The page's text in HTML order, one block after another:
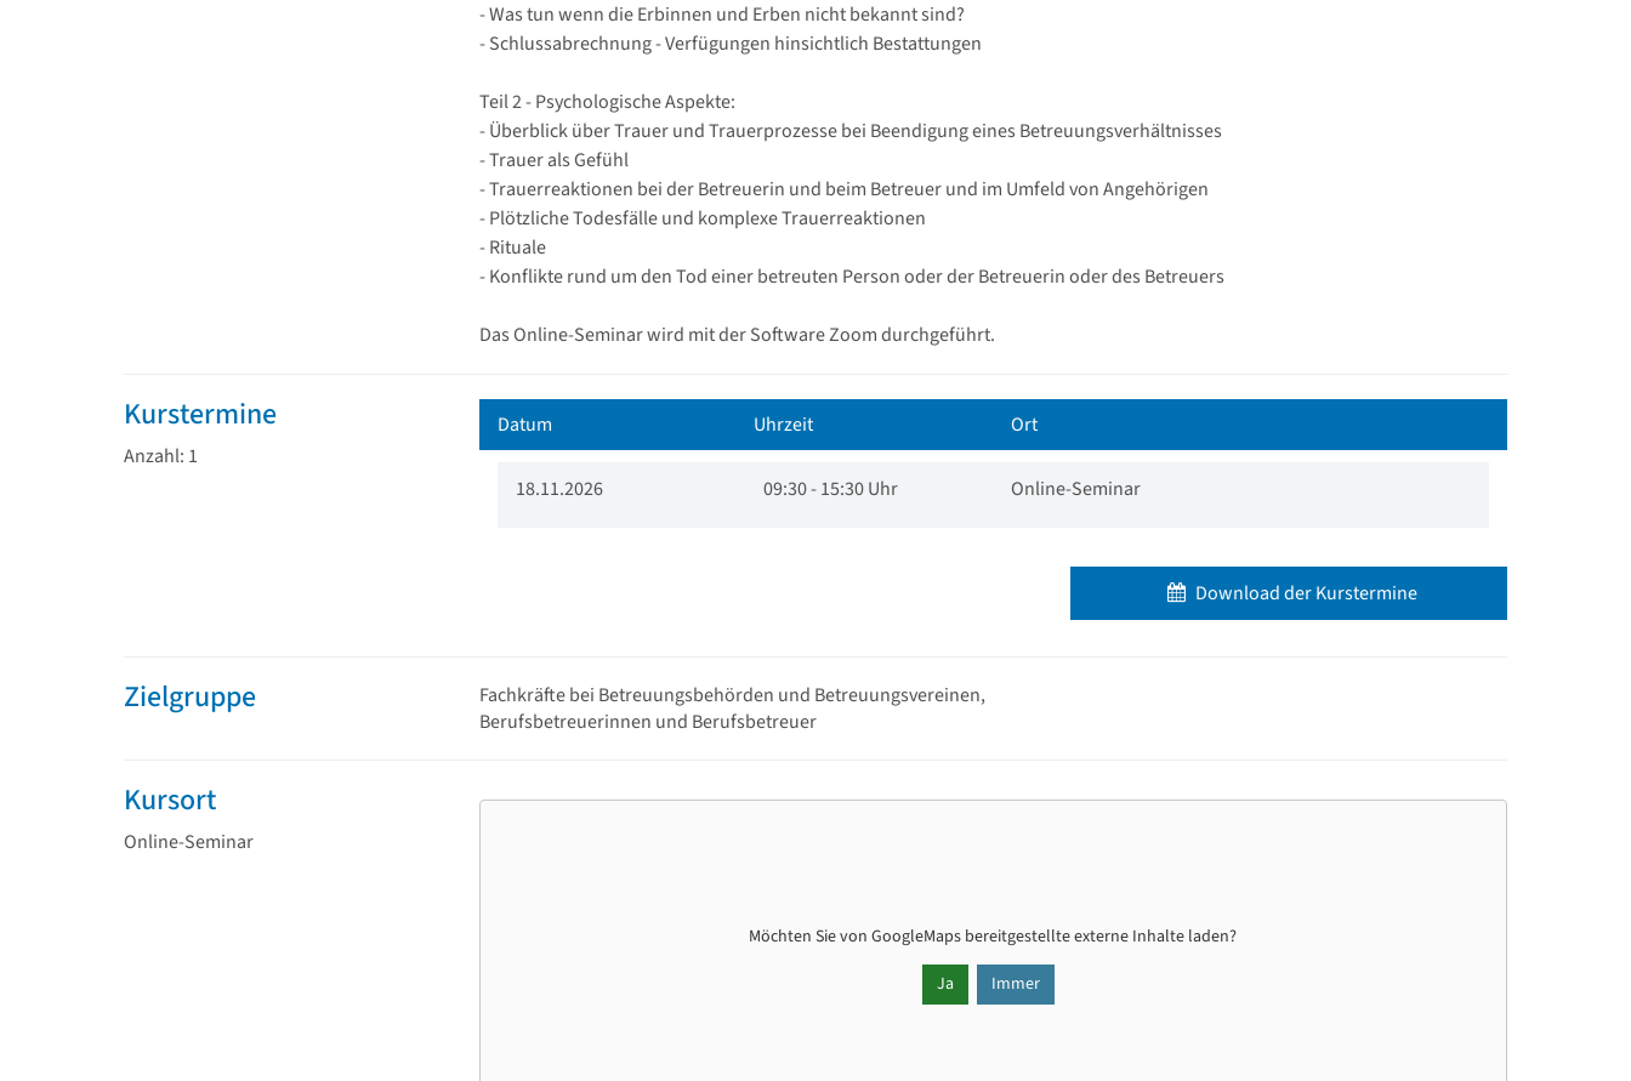
- Was tun wenn die Erbinnen und Erben nicht bekannt sind?
- Schlussabrechnung - Verfügungen hinsichtlich Bestattungen
Teil 2 - Psychologische Aspekte:
- Überblick über Trauer und Trauerprozesse bei Beendigung eines Betreuungsverhältnisses
- Trauer als Gefühl
- Trauerreaktionen bei der Betreuerin und beim Betreuer und im Umfeld von Angehörigen
- Plötzliche Todesfälle und komplexe Trauerreaktionen
- Rituale
- Konflikte rund um den Tod einer betreuten Person oder der Betreuerin oder des Betreuers
Das Online-Seminar wird mit der Software Zoom durchgeführt.
Kurstermine
Anzahl: 1
Datum Uhrzeit Ort
18.11.2026 09:30 - 15:30 Uhr Online-Seminar
Download der Kurstermine
Zielgruppe
Fachkräfte bei Betreuungsbehörden und Betreuungsvereinen,
Berufsbetreuerinnen und Berufsbetreuer
Kursort
Online-Seminar
Möchten Sie vonGoogleMaps bereitgestellte externe Inhalte laden?
Ja
Immer